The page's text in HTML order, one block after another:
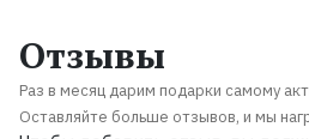
Отзывы
Раз в месяц дарим подарки самому
Оставляйте больше отзывов, и мы